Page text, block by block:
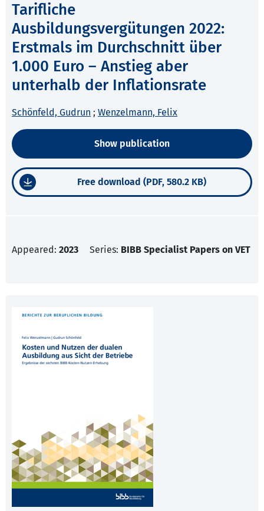
Tarifliche
Ausbildungsvergütungen 2022:
Erstmals im Durchschnitt über
1.000 Euro – Anstieg aber
unterhalb der Inflationsrate
Schönfeld, Gudrun ; Wenzelmann, Felix
Show publication
Free download (PDF, 580.2 KB)
Appeared: 2023 Series: BIBB Specialist Papers on VET